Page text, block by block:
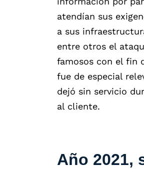
atendían sus
a sus
entre otros el
famosos con el fin
fue de especial
dejó sin servicio
al cliente.
Año 2021,